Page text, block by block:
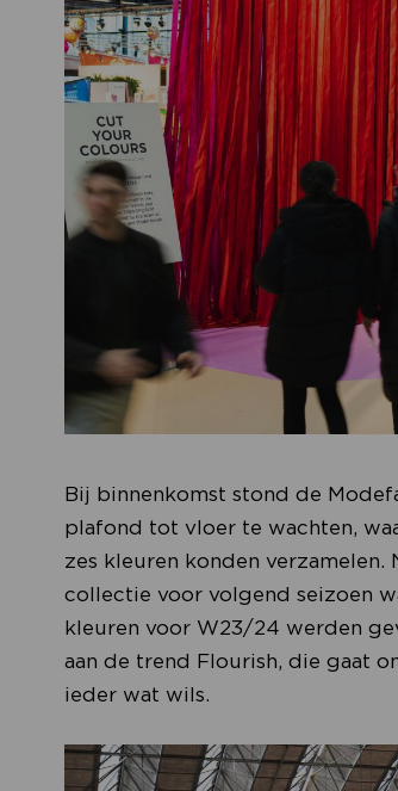
Bij binnenkomst stond de
plafond tot vloer te wachten,
zes kleuren konden
collectie voor volgend seizoen
kleuren voor W23/24 werden
aan de trend Flourish, die gaat
ieder wat wils.